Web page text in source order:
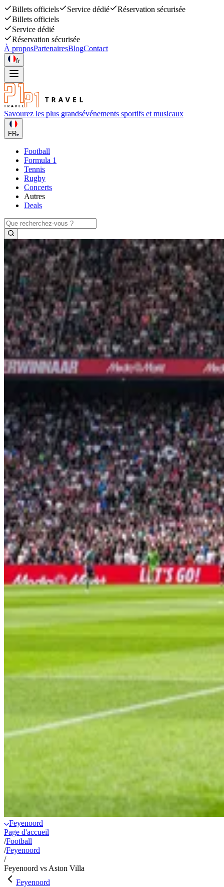
Billets officiels Service dédié
Réservation sécurisée
Billets officiels
Service dédié
Réservation sécurisée
À proposPartenairesBlogContact
fr
Savourez les plus grandsévénements sportifs et musicaux
FR
Football
Formula 1
Tennis
Rugby
Concerts
Autres
Deals
Feyenoord
Page d'accueil
/Football
/Feyenoord
/
Feyenoord vs Aston Villa
Feyenoord